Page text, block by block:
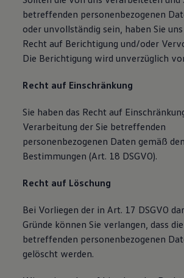
betreffenden personenbezogenen
oder unvollständig sein, haben Sie
Recht auf Berichtigung und/oder
Die Berichtigung wird unverzüglich
Recht auf Einschränkung
Sie haben das Recht auf
Verarbeitung der Sie betreffenden
personenbezogenen Daten gemäß
Bestimmungen (Art. 18 DSGVO).
Recht auf Löschung
Bei Vorliegen der in Art. 17 DSGVO
Gründe können Sie verlangen, dass
betreffenden personenbezogenen
gelöscht werden.